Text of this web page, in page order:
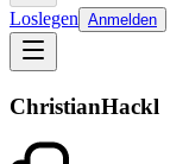
Loslegen Anmelden
ChristianHackl